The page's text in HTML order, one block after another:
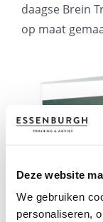
Deze website
We gebruiken
personaliseren,
daagse Brein
op maat